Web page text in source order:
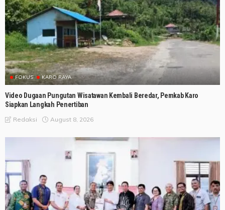
FOKUS KARO RAYA
Video Dugaan Pungutan Wisatawan Kembali Beredar, Pemkab Karo
Siapkan Langkah Penertiban
Redaksi August 8, 2026